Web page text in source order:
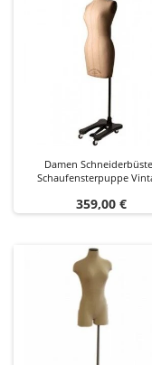
Damen
Schaufensterpuppe
Preis
359,00 €